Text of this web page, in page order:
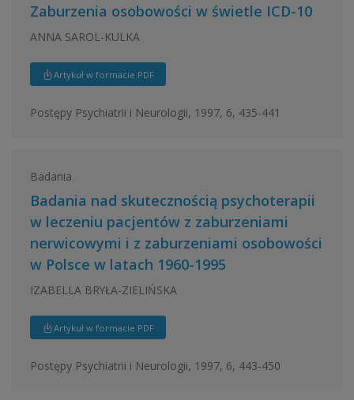
Zaburzenia osobowości w świetle ICD-10
ANNA SAROL-KULKA
Artykuł w formacie PDF
Postępy Psychiatrii i Neurologii, 1997, 6, 435-441
Badania
Badania nad skutecznością psychoterapii
w leczeniu pacjentów z zaburzeniami
nerwicowymi i z zaburzeniami osobowości
w Polsce w latach 1960-1995
IZABELLA BRYŁA-ZIELIŃSKA
Artykuł w formacie PDF
Postępy Psychiatrii i Neurologii, 1997, 6, 443-450